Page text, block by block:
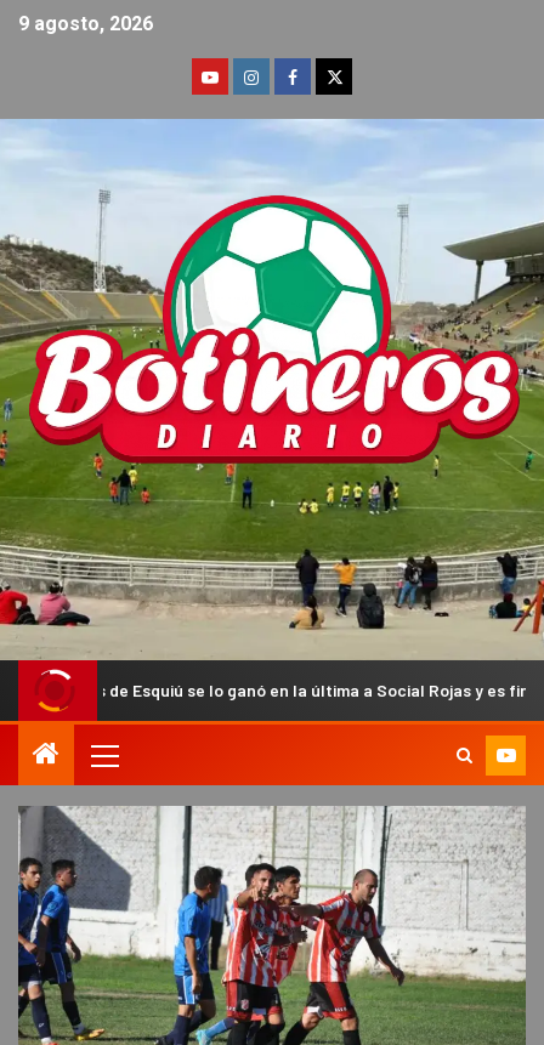
9 agosto, 2026
Esquiú se lo ganó en la última a Social Rojas y es finalista del Anual